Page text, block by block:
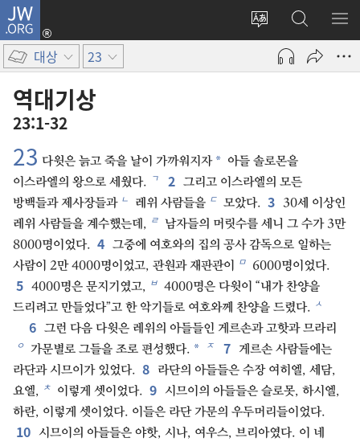
JW.ORG
사이트
언어
변경
로그인
(새로운
열기)
JW.ORG
검색
메
대상 23
역대기상
23:1-32
23 다윗은 늙고 죽을 날이 가까워지자 * 아들 솔로몬을
이스라엘의 왕으로 세웠다. ㄱ 2 그리고 이스라엘의 모든
방백들과 제사장들과 ㄴ 레위 사람들을 ㄷ 모았다. 3
30세 이상인
레위 사람들을 계수했는데, ㄹ 남자들의 머릿수를 세니 그 수가 3만
8000명이었다. 4 그중에 여호와의 집의 공사 감독으로 일하는
사람이 2만 4000명이었고, 관원과 재판관이
ㅁ 6000명이었다.
5 4000명은 문지기였고, ㅂ 4000명은 다윗이 “내가 찬양을
드리려고 만들었다”고 한 악기들로 여호와께 찬양을 드렸다. ㅅ
6 그런 다음 다윗은 레위의 아들들인 게르손과 고핫과 므라리
ㅇ 가문별로 그들을 조로 편성했다. * ㅈ 7
게르손 사람들에는
라단과 시므이가 있었다. 8
라단의 아들들은 수장 여히엘, 세담,
요엘, ㅊ 이렇게 셋이었다. 9 시므이의 아들들은 슬로못, 하시엘,
하란, 이렇게 셋이었다. 이들은 라단 가문의 우두머리들이었다.
10 시므이의 아들들은 야핫, 시나, 여우스, 브리아였다. 이 네